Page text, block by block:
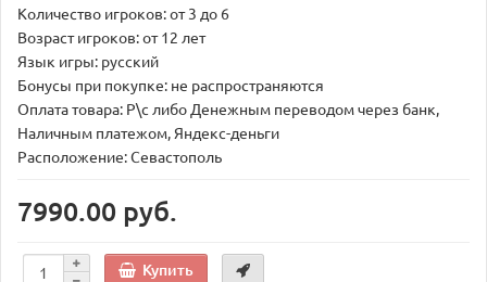
Количество игроков: от 3 до 6
Возраст игроков: от 12 лет
Язык игры: русский
Бонусы при покупке: не распространяются
Оплата товара: Р\с либо Денежным переводом через банк,
Наличным платежом, Яндекс-деньги
Расположение: Севастополь
7990.00 руб.
Купить